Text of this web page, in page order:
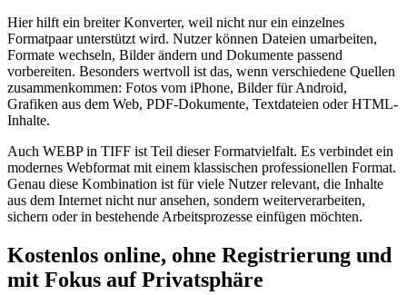
Hier hilft ein breiter Konverter, weil nicht nur ein einzelnes
Formatpaar unterstützt wird. Nutzer können Dateien umarbeiten,
Formate wechseln, Bilder ändern und Dokumente passend
vorbereiten. Besonders wertvoll ist das, wenn verschiedene Quellen
zusammenkommen: Fotos vom iPhone, Bilder für Android,
Grafiken aus dem Web, PDF-Dokumente, Textdateien oder HTML-
Inhalte.
Auch WEBP in TIFF ist Teil dieser Formatvielfalt. Es verbindet ein
modernes Webformat mit einem klassischen professionellen Format.
Genau diese Kombination ist für viele Nutzer relevant, die Inhalte
aus dem Internet nicht nur ansehen, sondern weiterverarbeiten,
sichern oder in bestehende Arbeitsprozesse einfügen möchten.
Kostenlos online, ohne Registrierung und
mit Fokus auf Privatsphäre